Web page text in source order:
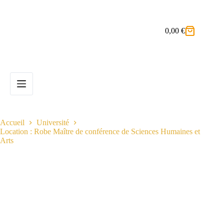
Panier
0,00 €
Accueil
Université
Location : Robe Maître de conférence de Sciences Humaines et
Arts